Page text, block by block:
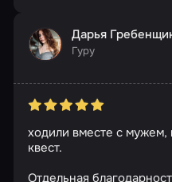
Дарья
Гуру
ходили вместе с мужем,
квест.
Отдельная